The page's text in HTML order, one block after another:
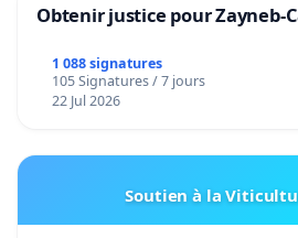
Obtenir justice pour Zayneb-
1 088 signatures
105 Signatures / 7 jours
22 Jul 2026
Soutien à la